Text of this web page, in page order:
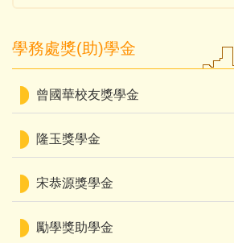
學務處獎(助)學金
曾國華校友獎學金
隆玉獎學金
宋恭源獎學金
勵學獎助學金